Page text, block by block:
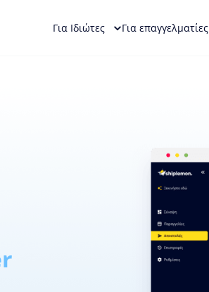
Για Ιδιώτες Για επαγγελματίες